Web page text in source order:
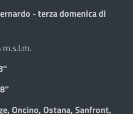
- terza domenica di
m.s.l.m.
Oncino, Ostana, Sanfront,